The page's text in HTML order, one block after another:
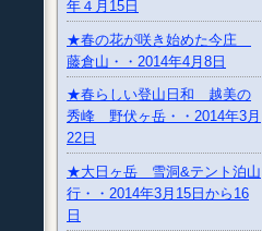
年４月15日
★春の花が咲き始めた今庄
藤倉山・・2014年4月8日
★春らしい登山日和 越美の
秀峰 野伏ヶ岳・・2014年3月
22日
★大日ヶ岳 雪洞&テント泊山
行・・2014年3月15日から16
日